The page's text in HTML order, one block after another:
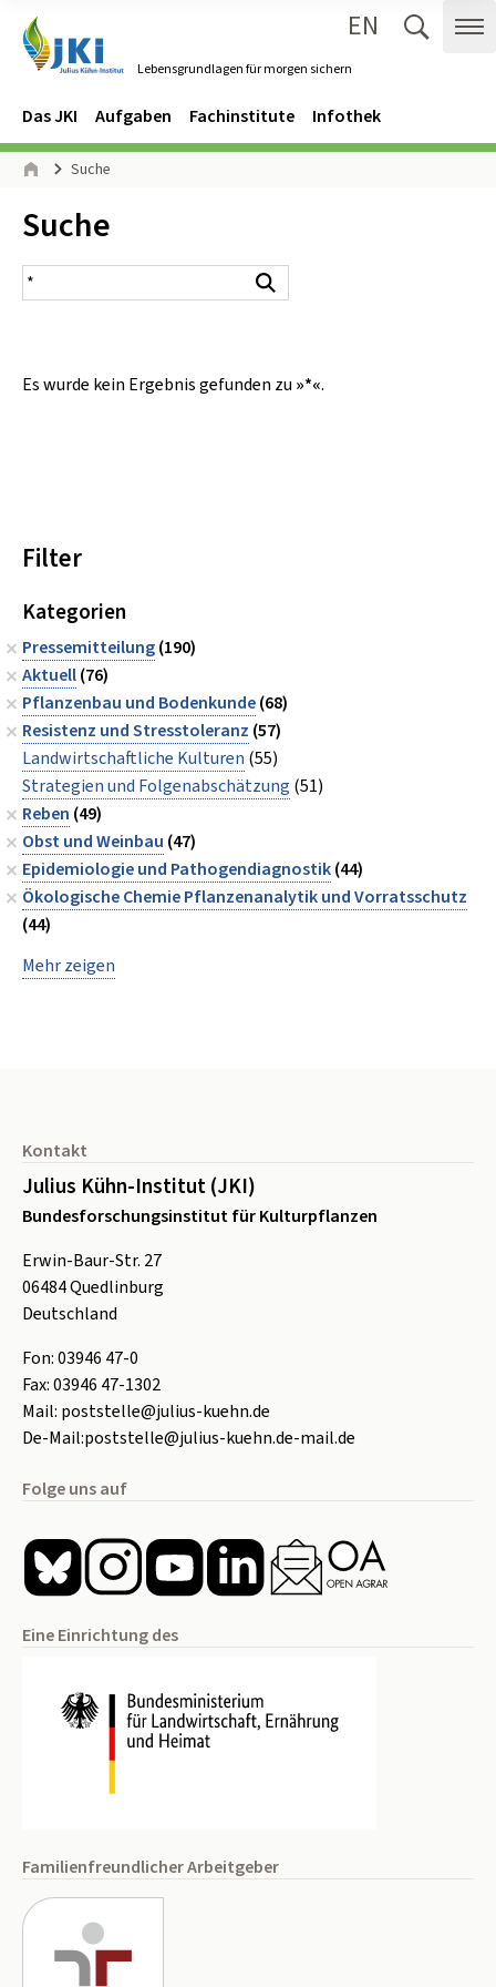
Lebensgrundlagen für morgen sichern
EN
Navigation
Hauptmenü
Das JKI Aufgaben Fachinstitute Infothek
Seitenpfad
Suche
Inhalt:
Suche
Suchergebnis
Es wurde kein Ergebnis gefunden zu »*«.
Filter
Kategorien
Pressemitteilung(190)
Aktuell(76)
Pflanzenbau und Bodenkunde(68)
Resistenz und Stresstoleranz (57)
Landwirtschaftliche Kulturen (55)
Strategien und Folgenabschätzung (51)
Reben (49)
Obst und Weinbau (47)
Epidemiologie und Pathogendiagnostik(44)
Ökologische Chemie Pflanzenanalytik und Vorratsschutz
(44)
Mehr zeigen
Kontakt
Julius Kühn-Institut (JKI)
Bundesforschungsinstitut für Kulturpflanzen
Erwin-Baur-Str. 27
06484Quedlinburg
Deutschland
Fon:03946 47-0
Fax:03946 47-1302
Mail: poststelle@julius-kuehn.de
De-Mail:poststelle@julius-kuehn.de-mail.de
Folge uns auf
Eine Einrichtung des
Familienfreundlicher Arbeitgeber